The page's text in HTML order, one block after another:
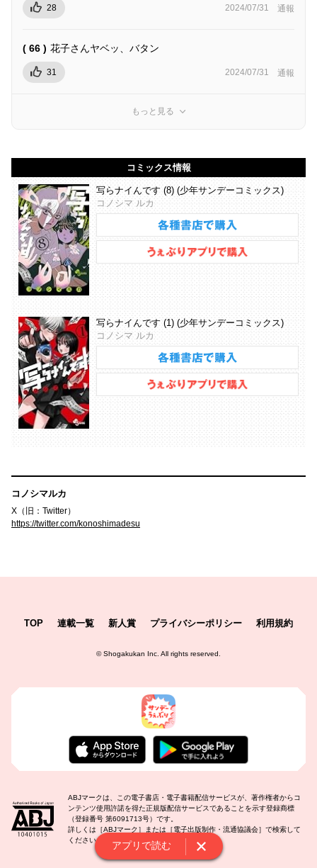
アプリで読む
28 2024/07/31 通報
( 66 ) 花子さんヤベッ、バタン
31 2024/07/31 通報
もっと見る
コミックス情報
写らナイんです (8) (少年サンデーコミックス)
コノシマ ルカ
写らナイんです (1) (少年サンデーコミックス)
コノシマ ルカ
コノシマルカ
X（旧：Twitter）
https://twitter.com/konoshimadesu
TOP 連載一覧 新人賞 プライバシーポリシー 利用規約
©Shogakukan Inc. All rights reserved.
ABJマークは、この電子書店・電子書籍配信サービスが、著作権者からコ
ンテンツ使用許諾を得た正規版配信サービスであることを示す登録商標
（登録番号 第6091713号）です。
詳しくは［ABJマーク］または［電子出版制作・流通協議会］で検索して
ください。